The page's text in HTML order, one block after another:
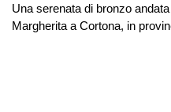
Una serenata di bronzo
Margherita a Cortona, in